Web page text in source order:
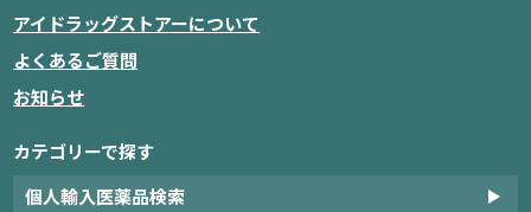
アイドラッグストアーについて
よくあるご質問
お知らせ
カテゴリーで探す
個人輸入医薬品検索